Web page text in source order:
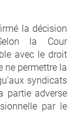
la décision
la Cour
avec le droit
ne permettre la
syndicats
partie adverse
par le